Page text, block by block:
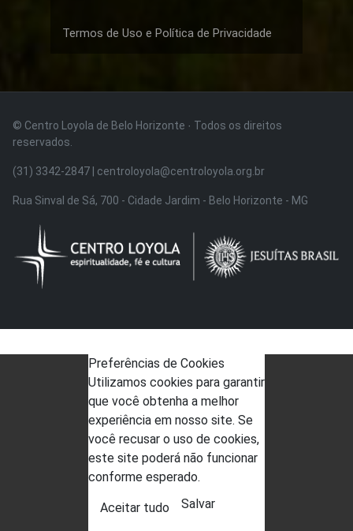
Termos de Uso e Política de Privacidade
© Centro Loyola de Belo Horizonte · Todos os direitos
reservados.
(31) 3342-2847 | centroloyola@centroloyola.org.br
Rua Sinval de Sá, 700 - Cidade Jardim - Belo Horizonte - MG
Preferências de Cookies
Utilizamos cookies para garantir
que você obtenha a melhor
experiência em nosso site. Se
você recusar o uso de cookies,
este site poderá não funcionar
conforme esperado.
Aceitar tudo Salvar